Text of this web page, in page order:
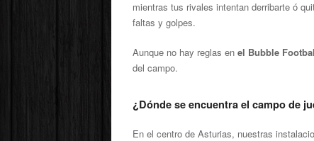
mientras tus rivales intentan derribarte ó
faltas y golpes.
Aunque no hay reglas en el Bubble
del campo.
¿Dónde se encuentra el campo de
En el centro de Asturias, nuestras